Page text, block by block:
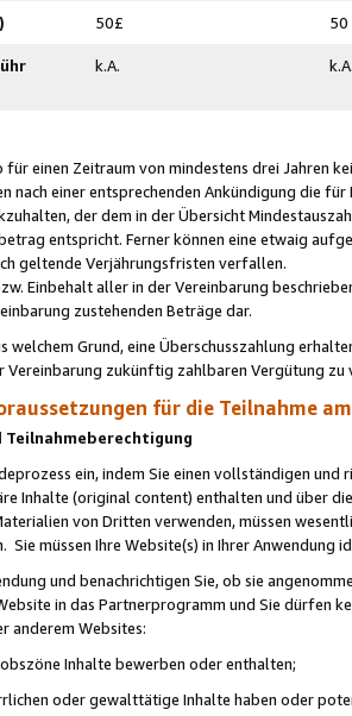
50£ 50
k.A.
für einen Zeitraum von mindestens drei Jahren
nach einer entsprechenden Ankündigung die
der dem in der Übersicht
entspricht. Ferner können eine etwaig
geltende Verjährungsfristen verfallen.
Einbehalt aller in der Vereinbarung
zustehenden Beträge dar.
welchem Grund, eine Überschusszahlung
Vereinbarung zukünftig zahlbaren Vergütung zu
für die Teilnahme
Teilnahmeberechtigung
ein, indem Sie einen vollständigen
Inhalte (original content) enthalten und über
von Dritten verwenden, müssen
Sie müssen Ihre Website(s) in Ihrer Anwendung
und benachrichtigen Sie, ob sie
in das Partnerprogramm und Sie dürfen
anderem Websites:
Inhalte bewerben oder enthalten;
oder gewalttätige Inhalte haben oder